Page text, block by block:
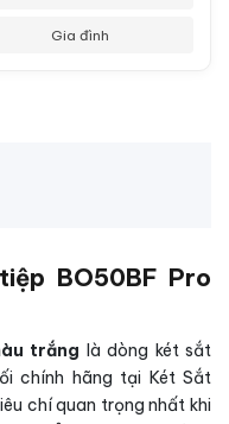
Gia đình
BO50BF Pro
trắng là dòng két sắt
chính hãng tại Két Sắt
chí quan trọng nhất khi